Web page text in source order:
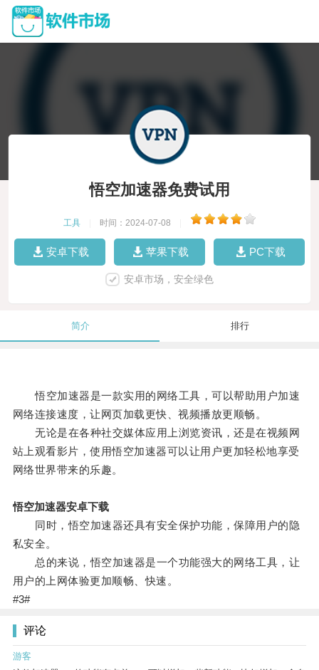
悟空加速器免费试用
工具 时间：2024-07-08
安卓下载 苹果下载 PC下载
安卓市场，安全绿色
简介 排行
悟空加速器是一款实用的网络工具，可以帮助用户加速
网络连接速度，让网页加载更快、视频播放更顺畅。
无论是在各种社交媒体应用上浏览资讯，还是在视频网
站上观看影片，使用悟空加速器可以让用户更加轻松地享受
网络世界带来的乐趣。
悟空加速器安卓下载
同时，悟空加速器还具有安全保护功能，保障用户的隐
私安全。
总的来说，悟空加速器是一个功能强大的网络工具，让
用户的上网体验更加顺畅、快速。
#3#
评论
游客